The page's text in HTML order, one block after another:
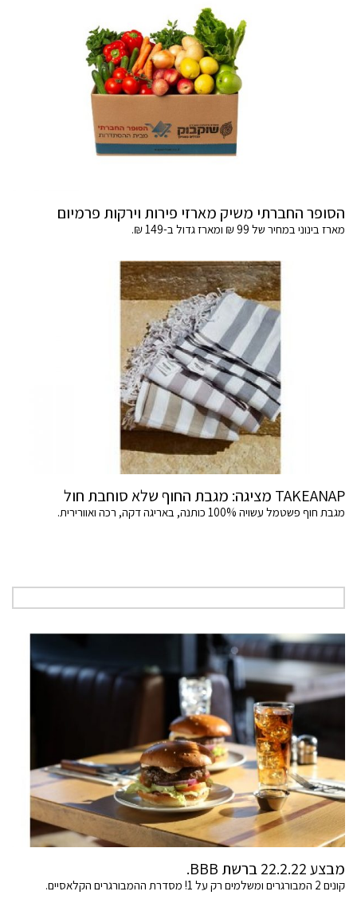
הסופר החברתי משיק מארזי פירות וירקות פרמיום
מארז בינוני במחיר של 99 ₪ ומארז גדול ב-149 ₪.
TAKEANAP מציגה: מגבת החוף שלא סוחבת חול
מגבת חוף פשטמל עשויה 100% כותנה, באריגה דקה, רכה ואוורירית.
מבצע 22.2.22 ברשת BBB.
קונים 2 המבורגרים ומשלמים רק על 1! מסדרת ההמבורגרים הקלאסיים.